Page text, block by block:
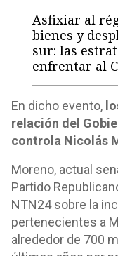
Asfixiar al
bienes y
sur: las
enfrentar al
En dicho evento,
relación del
controla Nicolás
Moreno, actual
Partido
NTN24 sobre la
pertenecientes a
alrededor de 700